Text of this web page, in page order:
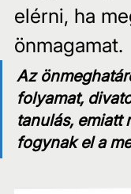
elérni, ha
önmagamat.
Az
folyamat,
tanulás, emiatt
fogynak el a